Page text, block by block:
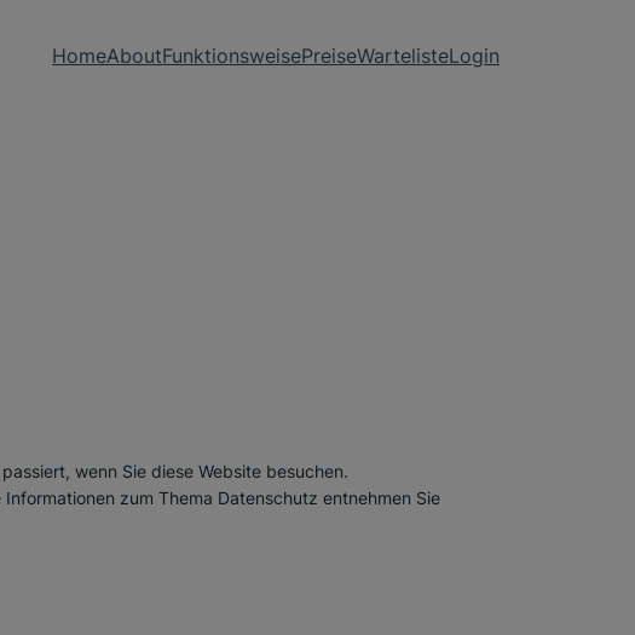
HomeAboutFunktionsweisePreiseWartelisteLogin
wenn Sie diese Website besuchen.
zum Thema Datenschutz entnehmen Sie